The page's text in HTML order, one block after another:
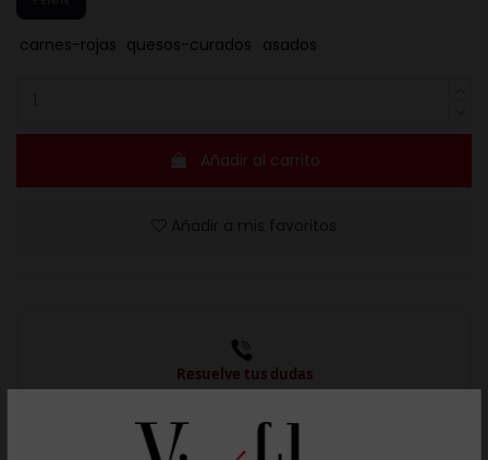
carnes-rojas quesos-curados asados
Añadir al carrito
Resuelve tus dudas
no festivos, de 9h a 17h.